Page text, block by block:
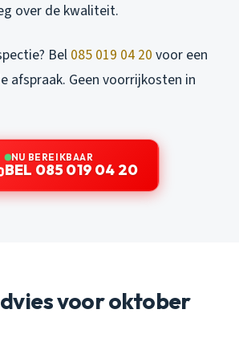
over de kwaliteit.
Bel 085 019 04 20 voor een
afspraak. Geen voorrijkosten in
NU BEREIKBAAR
BEL 085 019 04 20
voor oktober